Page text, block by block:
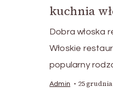
kuchnia
Dobra włoska
Włoskie
popularny
Admin 25 grudnia